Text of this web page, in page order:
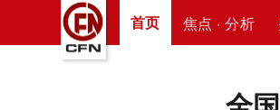
首页 焦点 · 分析